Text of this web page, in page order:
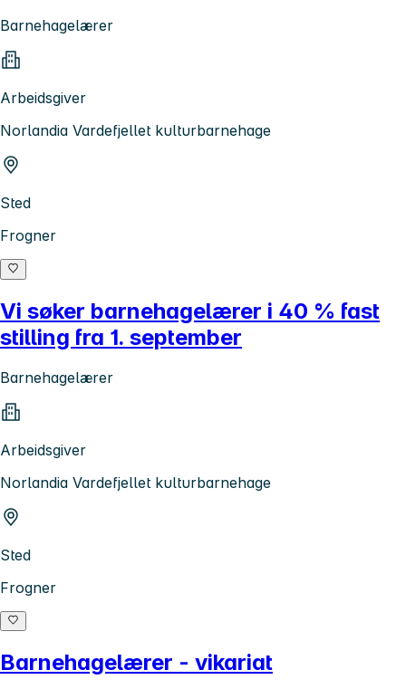
Barnehagelærer
Arbeidsgiver
Norlandia Vardefjellet kulturbarnehage
Sted
Frogner
Vi søker barnehagelærer i 40 % fast
stilling fra 1. september
Barnehagelærer
Arbeidsgiver
Norlandia Vardefjellet kulturbarnehage
Sted
Frogner
Barnehagelærer - vikariat